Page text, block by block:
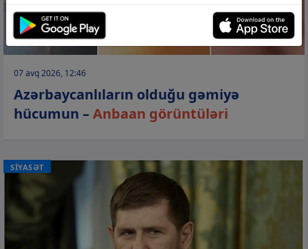
07 avq 2026, 12:46
Azərbaycanlıların olduğu gəmiyə
hücumun –Anbaan görüntüləri
SİYASƏT